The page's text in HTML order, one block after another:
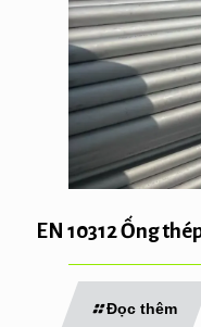
EN 10312 Ống
Đọc thêm